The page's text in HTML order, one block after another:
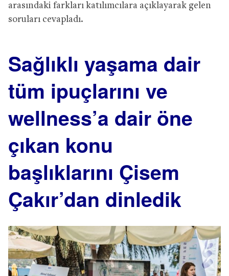
arasındaki farkları katılımcılara açıklayarak gelen
soruları cevapladı.
Sağlıklı yaşama dair
tüm ipuçlarını ve
wellness’a dair öne
çıkan konu
başlıklarını Çisem
Çakır’dan dinledik